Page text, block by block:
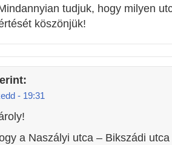
tudjuk, hogy milyen
köszönjük!
- 19:31
a Naszályi utca – Bikszádi